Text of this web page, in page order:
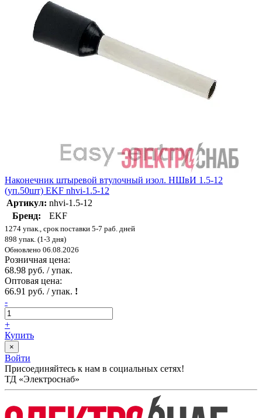
Наконечник штыревой втулочный изол. НШвИ 1.5-12
(уп.50шт) EKF nhvi-1.5-12
Артикул: nhvi-1.5-12
Бренд:
EKF
1274 упак., срок поставки 5-7 раб. дней
898 упак. (1-3 дня)
Обновлено 06.08.2026
Розничная цена:
68.98 руб. / упак.
Оптовая цена:
66.91 руб. / упак. !
-
+
Купить
×
Войти
Присоединяйтесь к нам в социальных сетях!
ТД «Электроснаб»